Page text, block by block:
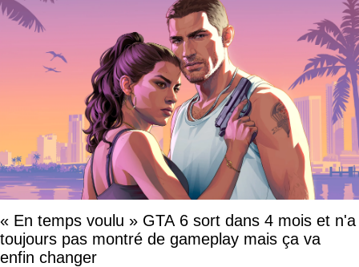
« En temps voulu » GTA 6 sort dans 4 mois et n'a
toujours pas montré de gameplay mais ça va
enfin changer